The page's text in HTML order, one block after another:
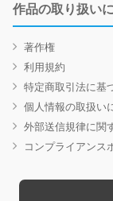
作品の取り扱い
著作権
利用規約
特定商取引法に基
個人情報の取扱い
外部送信規律に関
コンプライアンス